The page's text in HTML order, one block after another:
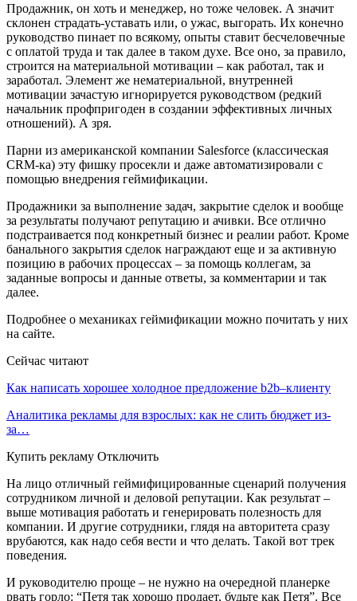
Продажник, он хоть и менеджер, но тоже человек. А значит
склонен страдать-уставать или, о ужас, выгорать. Их конечно
руководство пинает по всякому, опыты ставит бесчеловечные
с оплатой труда и так далее в таком духе. Все оно, за правило,
строится на материальной мотивации – как работал, так и
заработал. Элемент же нематериальной, внутренней
мотивации зачастую игнорируется руководством (редкий
начальник профпригоден в создании эффективных личных
отношений). А зря.
Парни из американской компании Salesforce (классическая
CRM-ка) эту фишку просекли и даже автоматизировали с
помощью внедрения геймификации.
Продажники за выполнение задач, закрытие сделок и вообще
за результаты получают репутацию и ачивки. Все отлично
подстраивается под конкретный бизнес и реалии работ. Кроме
банального закрытия сделок награждают еще и за активную
позицию в рабочих процессах – за помощь коллегам, за
заданные вопросы и данные ответы, за комментарии и так
далее.
Подробнее о механиках геймификации можно почитать у них
на сайте.
Сейчас читают
Как написать хорошее холодное предложение b2b–клиенту
Аналитика рекламы для взрослых: как не слить бюджет из-
за…
Купить рекламу Отключить
На лицо отличный геймифицированные сценарий получения
сотрудником личной и деловой репутации. Как результат –
выше мотивация работать и генерировать полезность для
компании. И другие сотрудники, глядя на авторитета сразу
врубаются, как надо себя вести и что делать. Такой вот трек
поведения.
И руководителю проще – не нужно на очередной планерке
рвать горло: “Петя так хорошо продает, будьте как Петя”. Все